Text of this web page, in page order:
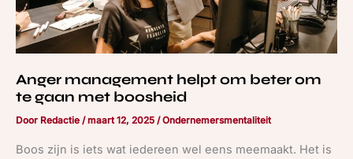
Anger management helpt om beter om
te gaan met boosheid
Door Redactie /maart 12, 2025 /Ondernemersmentaliteit
Boos zijn is iets wat iedereen wel eens meemaakt. Het is